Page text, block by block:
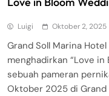
Luigi Oktober 2, 2025
Grand Soll Marina
menghadirkan “Love in
sebuah pameran
Oktober 2025 di Grand